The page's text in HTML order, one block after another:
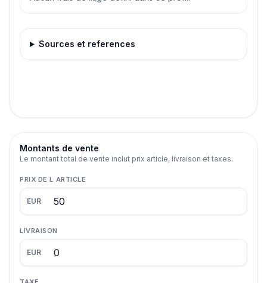
Sources et references
Montants de vente
Le montant total de vente inclut prix article, livraison et taxes.
PRIX DE L ARTICLE
EUR
LIVRAISON
EUR